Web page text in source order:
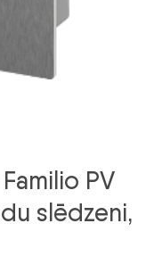
PV
slēdzeni,